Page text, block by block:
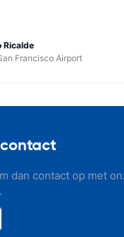
Ricalde
Francisco Airport
dan contact op met